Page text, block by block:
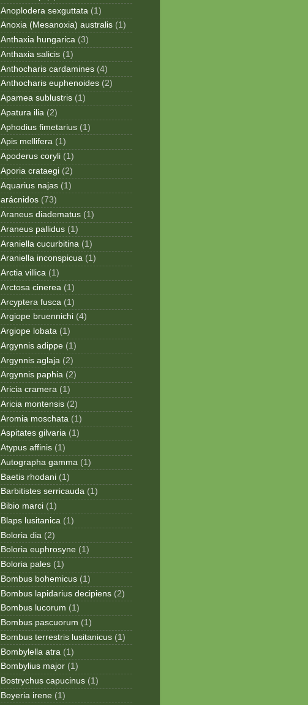
Anoplodera sexguttata (1)
Anoxia (Mesanoxia) australis (1)
Anthaxia hungarica (3)
Anthaxia salicis (1)
Anthocharis cardamines (4)
Anthocharis euphenoides (2)
Apamea sublustris (1)
Apatura ilia (2)
Aphodius fimetarius (1)
Apis mellifera (1)
Apoderus coryli (1)
Aporia crataegi (2)
Aquarius najas (1)
arácnidos (73)
Araneus diadematus (1)
Araneus pallidus (1)
Araniella cucurbitina (1)
Araniella inconspicua (1)
Arctia villica (1)
Arctosa cinerea (1)
Arcyptera fusca (1)
Argiope bruennichi (4)
Argiope lobata (1)
Argynnis adippe (1)
Argynnis aglaja (2)
Argynnis paphia (2)
Aricia cramera (1)
Aricia montensis (2)
Aromia moschata (1)
Aspitates gilvaria (1)
Atypus affinis (1)
Autographa gamma (1)
Baetis rhodani (1)
Barbitistes serricauda (1)
Bibio marci (1)
Blaps lusitanica (1)
Boloria dia (2)
Boloria euphrosyne (1)
Boloria pales (1)
Bombus bohemicus (1)
Bombus lapidarius decipiens (2)
Bombus lucorum (1)
Bombus pascuorum (1)
Bombus terrestris lusitanicus (1)
Bombylella atra (1)
Bombylius major (1)
Bostrychus capucinus (1)
Boyeria irene (1)